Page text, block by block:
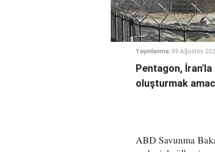
Yayınlanma: 09 Ağustos
Pentagon,
oluşturmak
ABD Savunma